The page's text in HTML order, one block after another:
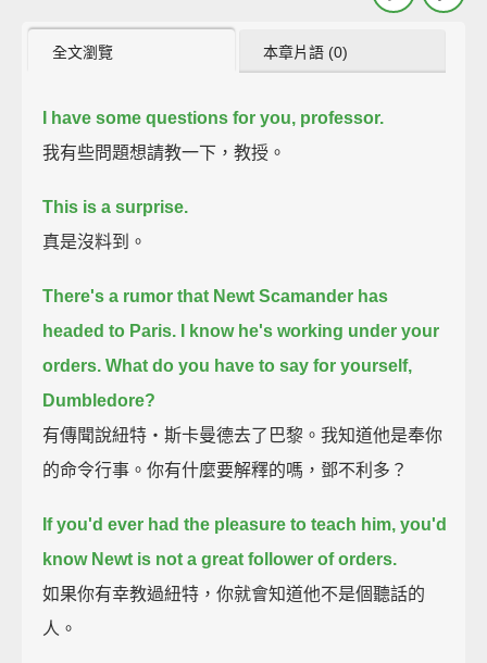
全文瀏覽 本章片語 (0)
I have some questions for you, professor.
我有些問題想請教一下，教授。
This is a surprise.
真是沒料到。
There's a rumor that Newt Scamander has
headed to Paris.
I know he's working under your
orders. What do you have to say for yourself,
Dumbledore?
有傳聞說紐特‧斯卡曼德去了巴黎。我知道他是奉你
的命令行事。你有什麼要解釋的嗎，鄧不利多？
If you'd ever had the pleasure to teach him, you'd
know Newt is not a great follower of orders.
如果你有幸教過紐特，你就會知道他不是個聽話的
人。